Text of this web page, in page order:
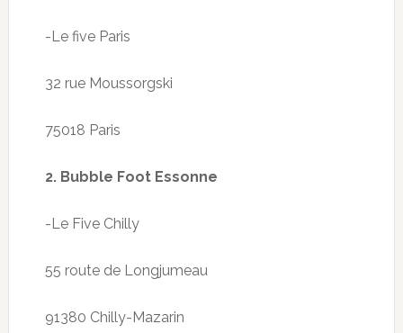
-Le fiveParis
32 rue Moussorgski
75018 Paris
2. Bubble Foot Essonne
-Le Five Chilly
55 routede Longjumeau
91380 Chilly-Mazarin